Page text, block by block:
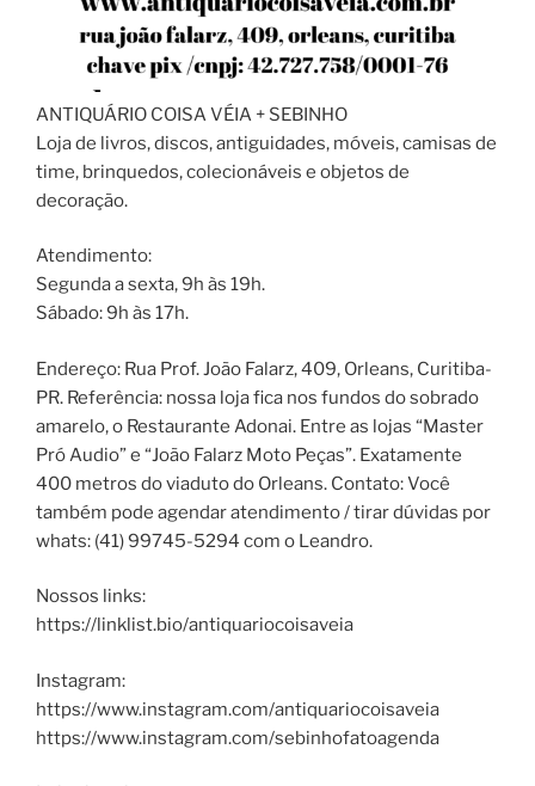
ANTIQUÁRIO COISA VÉIA + SEBINHO
Loja de livros, discos, antiguidades, móveis, camisas de
time, brinquedos, colecionáveis e objetos de
decoração.
Atendimento:
Segunda a sexta, 9h às 19h.
Sábado: 9h às 17h.
Endereço: Rua Prof. João Falarz, 409, Orleans, Curitiba-
PR. Referência: nossa loja fica nos fundos do sobrado
amarelo, o Restaurante Adonai. Entre as lojas “Master
Pró Audio” e “João Falarz Moto Peças”. Exatamente
400 metros do viaduto do Orleans. Contato: Você
também pode agendar atendimento / tirar dúvidas por
whats: (41) 99745-5294 com o Leandro.
Nossos links:
https://linklist.bio/antiquariocoisaveia
Instagram:
https://www.instagram.com/antiquariocoisaveia
https://www.instagram.com/sebinhofatoagenda